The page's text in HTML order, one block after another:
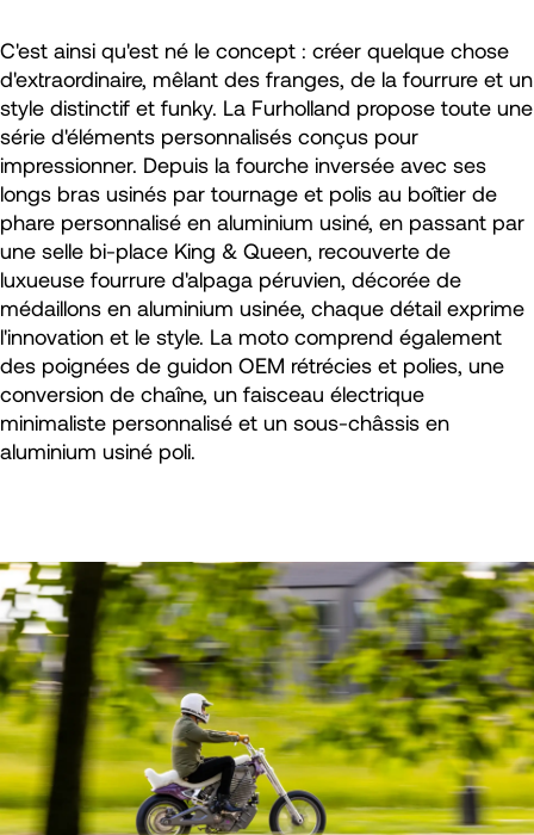
C'est ainsi qu'est né le concept : créer quelque chose
d'extraordinaire, mêlant des franges, de la fourrure et un
style distinctif et funky. La Furholland propose toute une
série d'éléments personnalisés conçus pour
impressionner. Depuis la fourche inversée avec ses
longs bras usinés par tournage et polis au boîtier de
phare personnalisé en aluminium usiné, en passant par
une selle bi-place King & Queen, recouverte de
luxueuse fourrure d'alpaga péruvien, décorée de
médaillons en aluminium usinée, chaque détail exprime
l'innovation et le style. La moto comprend également
des poignées de guidon OEM rétrécies et polies, une
conversion de chaîne, un faisceau électrique
minimaliste personnalisé et un sous-châssis en
aluminium usiné poli.